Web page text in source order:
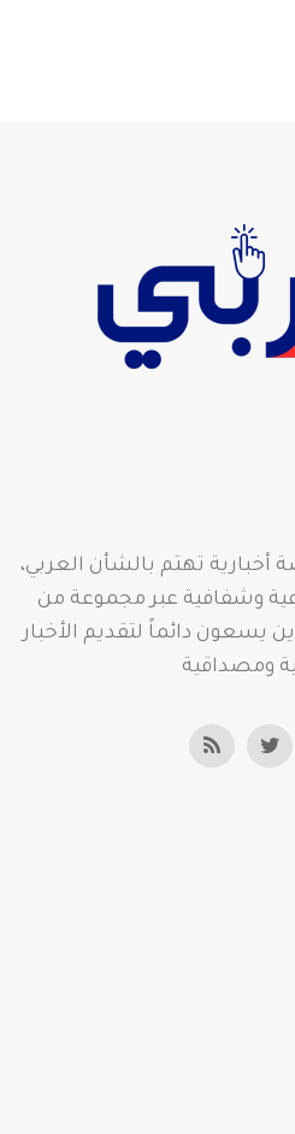
أخبارية تهتم بالشأن العربي،
وشفافية عبر مجموعة من
يسعون دائماً لتقديم الأخبار
ومصداقية